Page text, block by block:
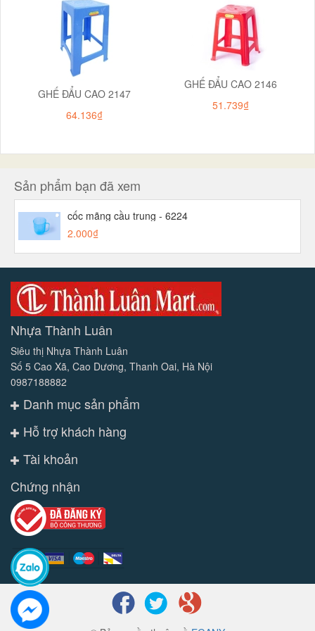
GHẾ ĐẨU CAO 2147
64.136₫
GHẾ ĐẨU CAO 2146
51.739₫
Sản phẩm bạn đã xem
cốc mãng cầu trung - 6224
2.000₫
Nhựa Thành Luân
Siêu thị Nhựa Thành Luân
Số 5 Cao Xã, Cao Dương, Thanh Oai, Hà Nội
0987188882
Danh mục sản phẩm
Hỗ trợ khách hàng
Tài khoản
Chứng nhận